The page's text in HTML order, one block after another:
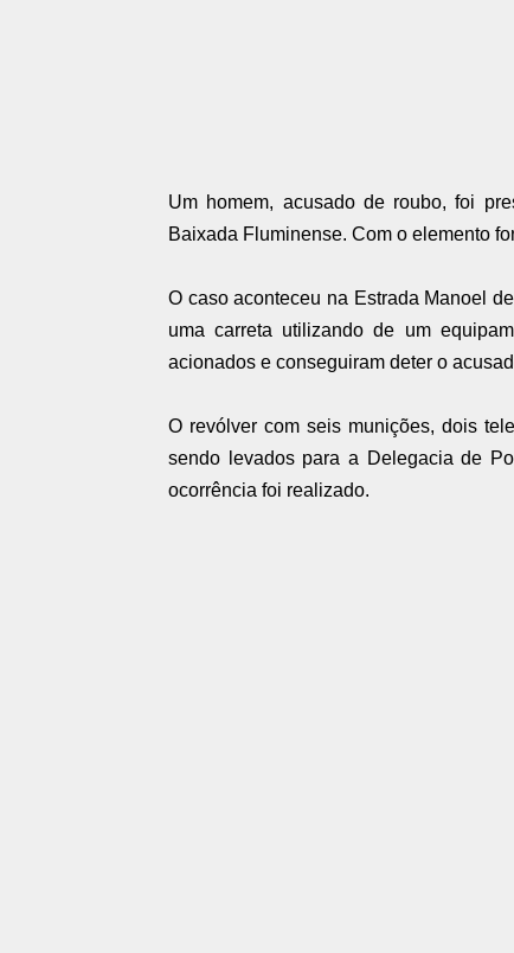
Um homem, acusado de roubo, foi
Baixada Fluminense. Com o elemento
O caso aconteceu na Estrada Manoel
uma carreta utilizando de um
acionados e conseguiram deter o
O revólver com seis munições, dois
sendo levados para a Delegacia de
ocorrência foi realizado.